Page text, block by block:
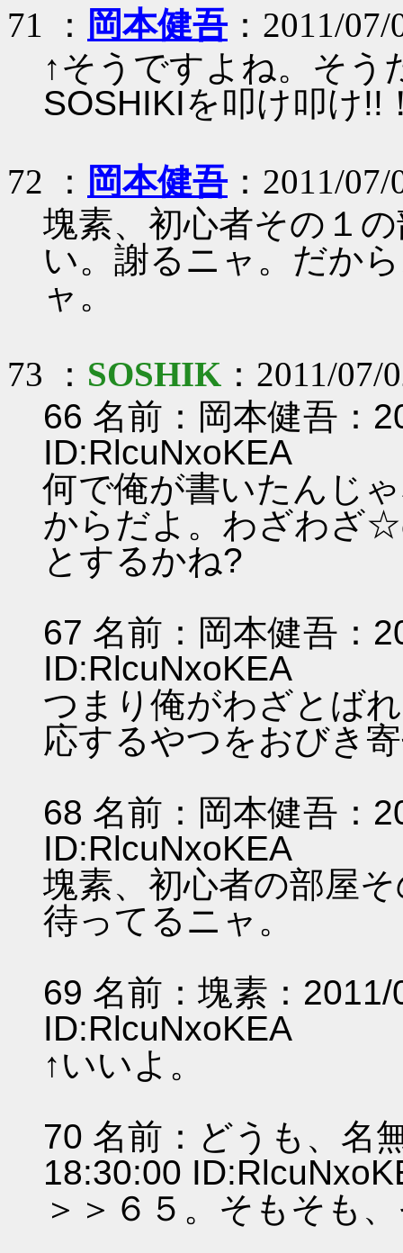
71 ： 岡本健吾：2011/
↑そうですよね。そう
SOSHIKIを叩け叩け!!
72 ： 岡本健吾：2011/
塊素、初心者その１
い。謝るニャ。だか
ャ。
73 ： SOSHIK ：2011/
66 名前：岡本健吾：
ID:RlcuNxoKEA
何で俺が書いたんじ
からだよ。わざわざ
とするかね?
67 名前：岡本健吾：
ID:RlcuNxoKEA
つまり俺がわざとば
応するやつをおびき
68 名前：岡本健吾：
ID:RlcuNxoKEA
塊素、初心者の部屋
待ってるニャ。
69 名前：塊素：
ID:RlcuNxoKEA
↑いいよ。
70 名前：どうも、名
18:30:00
＞＞６５。そもそも